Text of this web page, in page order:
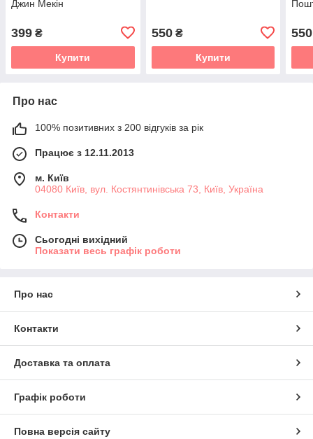
Джин Мекін
399 ₴
Купити
550₴
Купити
550
Про нас
100% позитивних з 200 відгуків за рік
Працює з 12.11.2013
м. Київ
04080 Київ, вул. Костянтинівська 73, Київ, Україна
Контакти
Сьогодні вихідний
Показати весь графік роботи
Про нас
Контакти
Доставка та оплата
Графік роботи
Повна версія сайту